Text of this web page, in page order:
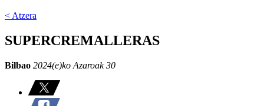
< Atzera
SUPERCREMALLERAS
Bilbao 2024(e)ko Azaroak 30